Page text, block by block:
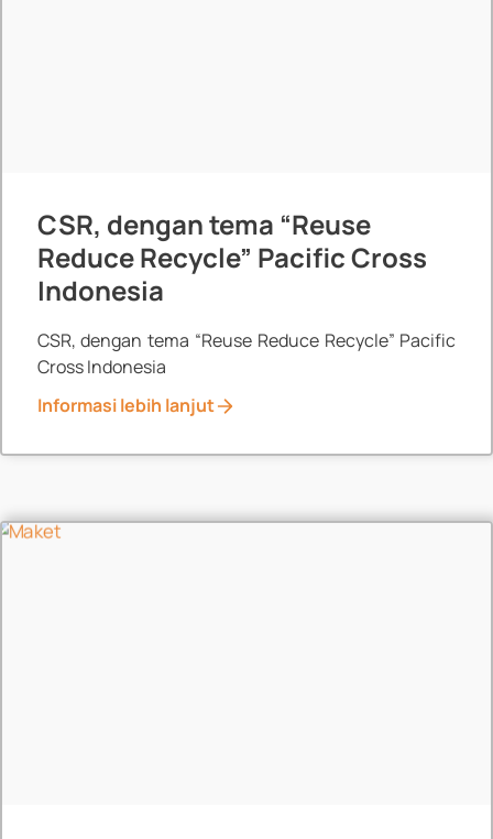
CSR, dengan tema “Reuse
Reduce Recycle” Pacific Cross
Indonesia
CSR, dengan tema “Reuse Reduce Recycle” Pacific
Cross Indonesia
Informasi lebih lanjut